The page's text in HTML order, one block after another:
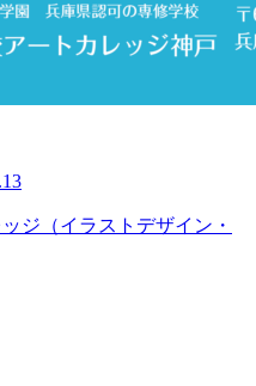
ジ（イラストデザイン・